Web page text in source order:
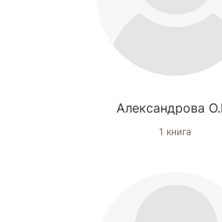
Александрова
1 книга